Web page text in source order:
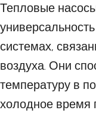
Тепловые
системах,
воздуха. Они
температуру в
холодное время